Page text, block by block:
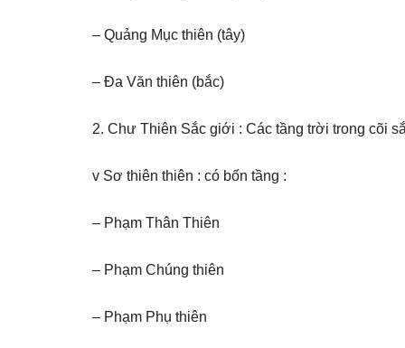
– Quảng Mục thiên (tây)
– Đa Văn thiên (bắc)
2. Chư Thiên Sắc giới : Các tầng trời trong cõi
v Sơ thiên thiên : có bốn tầng :
– Phạm Thân Thiên
– Phạm Chúng thiên
– Phạm Phụ thiên